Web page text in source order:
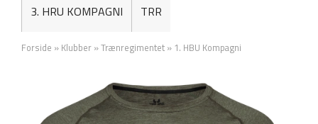
3. HRU KOMPAGNI TRR
Forside » Klubber »Trænregimentet » 1. HBU Kompagni